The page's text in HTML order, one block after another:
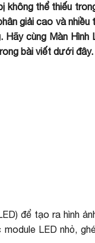
không thể thiếu
giải cao và nhiều
cùng Màn Hình
bài viết dưới đây.
để tạo ra hình
LED nhỏ,